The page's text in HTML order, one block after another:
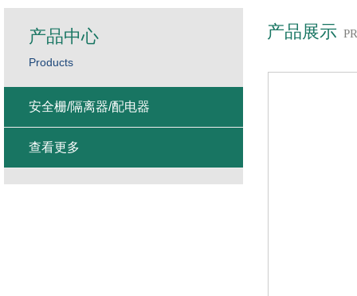
产品展示
产品中心
Products
安全栅/隔离器/配电器
查看更多